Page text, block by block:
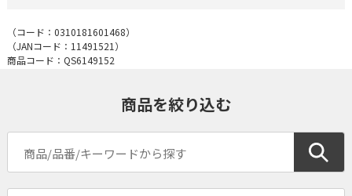
（コード： 0310181601468）
（JANコード： 11491521 ）
商品コード：QS6149152
商品を絞り込む